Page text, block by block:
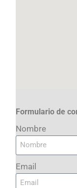
Formulario de
Nombre
Email